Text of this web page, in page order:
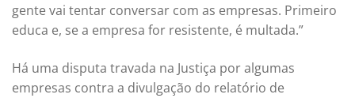
gente vai tentar conversar com as empresas. Primeiro
educa e, se a empresa for resistente, é multada.”
Há uma disputa travada na Justiça por algumas
empresas contra a divulgação do relatório de